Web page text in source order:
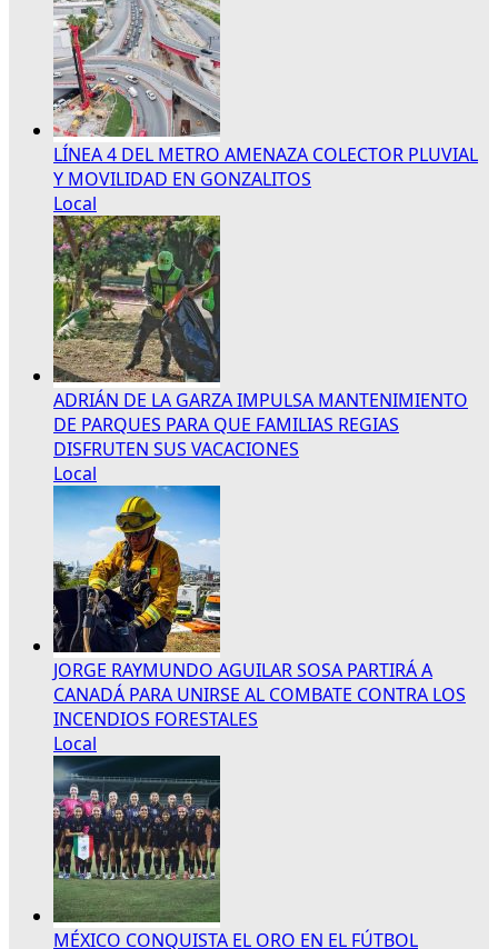
LÍNEA 4 DEL METRO AMENAZA COLECTOR PLUVIAL
Y MOVILIDAD EN GONZALITOS
Local
ADRIÁN DE LA GARZA IMPULSA MANTENIMIENTO
DE PARQUES PARA QUE FAMILIAS REGIAS
DISFRUTEN SUS VACACIONES
Local
JORGE RAYMUNDO AGUILAR SOSA PARTIRÁ A
CANADÁ PARA UNIRSE AL COMBATE CONTRA LOS
INCENDIOS FORESTALES
Local
MÉXICO CONQUISTA EL ORO EN EL FÚTBOL